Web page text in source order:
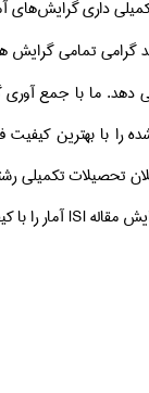
داری گرایش‌های
گرامی تمامی
دهد. ما با جمع
را با بهترین
تحصیلات تكمیلی
مقالهISIآمار را